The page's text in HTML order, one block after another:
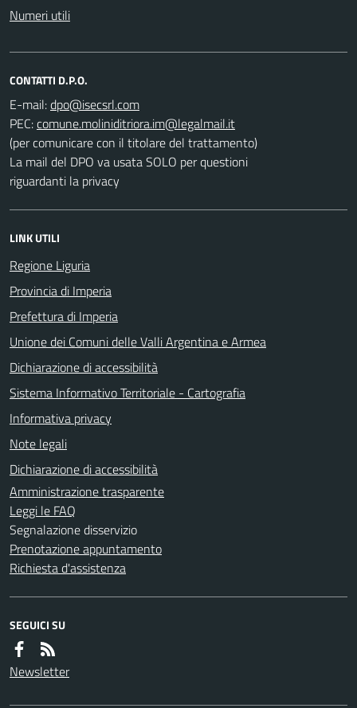
Numeri utili
CONTATTI D.P.O.
E-mail:
PEC:
(per comunicare con il titolare del trattamento)
La mail del DPO va usata SOLO per questioni
riguardanti la privacy
LINK UTILI
Regione Liguria
Provincia di Imperia
Prefettura di Imperia
Unione dei Comuni delle Valli Argentina e Armea
Dichiarazione di accessibilità
Sistema Informativo Territoriale - Cartografia
Informativa privacy
Note legali
Dichiarazione di accessibilità
Amministrazione trasparente
Leggi le FAQ
Segnalazione disservizio
Prenotazione appuntamento
Richiesta d'assistenza
SEGUICI SU
Newsletter